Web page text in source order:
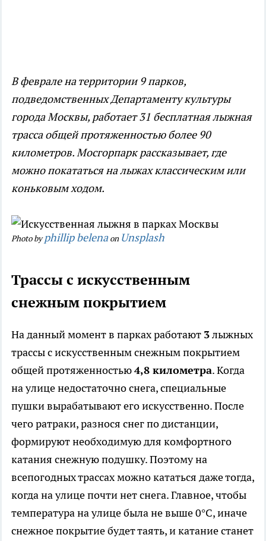
В феврале на территории 9 парков,
подведомственных Департаменту культуры
города Москвы, работает 31 бесплатная лыжная
трасса общей протяженностью более 90
километров. Мосгорпарк рассказывает, где
можно покататься на лыжах классическим или
коньковым ходом.
Photo byphillip belenaon Unsplash
Трассы с искусственным
снежным покрытием
На данный момент в парках работают 3лыжных
трассы с искусственным снежным покрытием
общей протяженностью4,8 километра. Когда
на улице недостаточно снега, специальные
пушки вырабатывают его искусственно. После
чего ратраки, разнося снег по дистанции,
формируют необходимую для комфортного
катания снежную подушку. Поэтому на
всепогодных трассах можно кататься даже тогда,
когда на улице почти нет снега. Главное, чтобы
температура на улице была не выше 0°C, иначе
снежное покрытие будет таять, и катание станет